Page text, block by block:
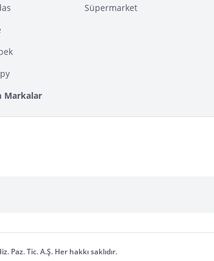
Markalar
Süpermarket
Paz. Tic. A.Ş. Her hakkı saklıdır.